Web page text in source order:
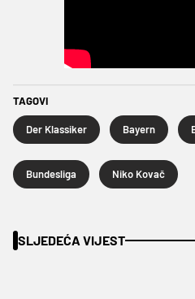
TAGOVI
Der Klassiker Bayern
Bundesliga Niko Kovač
SLJEDEĆA VIJEST